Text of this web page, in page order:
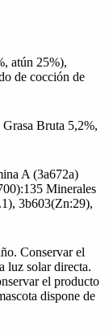
atún 25%),
de cocción de
Bruta 5,2%,
A (3a672a)
Minerales
3b603(Zn:29),
Conservar el
luz solar directa.
el producto
dispone de